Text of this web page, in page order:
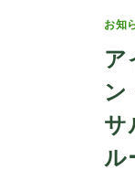
お知
ア
ン
サ
ル